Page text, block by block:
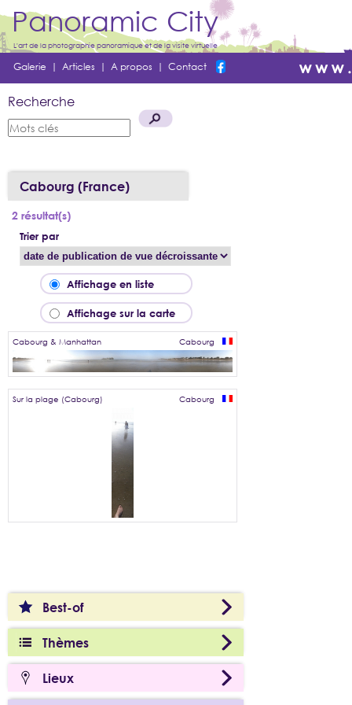
Panoramic City
L'art de la photographie panoramique et de la visite virtuelle
Galerie | Articles | A propos | Contact
Recherche
Best-of
Thèmes
Lieux
Cabourg (France)
2 résultat(s)
Trier par
Affichage en liste
Affichage sur la carte
Cabourg & Manhattan Cabourg
Sur la plage (Cabourg) Cabourg